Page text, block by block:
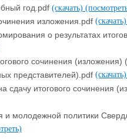
год.pdf (скачать)
изложения.pdf (скачать)
о результатах
сочинения (изложения)
представителей).pdf (скачать)
сдачу итогового сочинения
и молодежной политики